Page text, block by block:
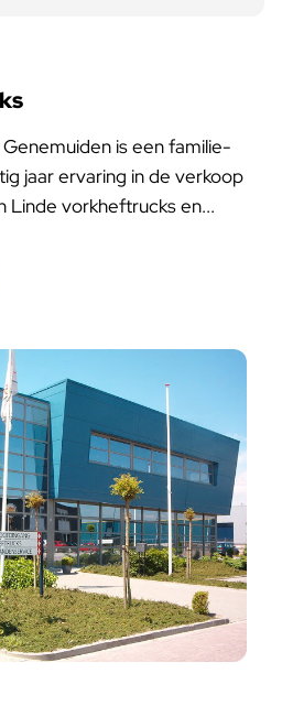
is een familie-
jaar ervaring in de verkoop
Linde vorkheftrucks en...